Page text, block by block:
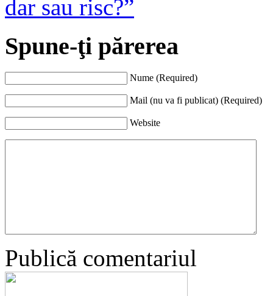
dar sau risc?”
Spune-ţi părerea
Nume (Required)
Mail (nu va fi publicat) (Required)
Website
Publică comentariul